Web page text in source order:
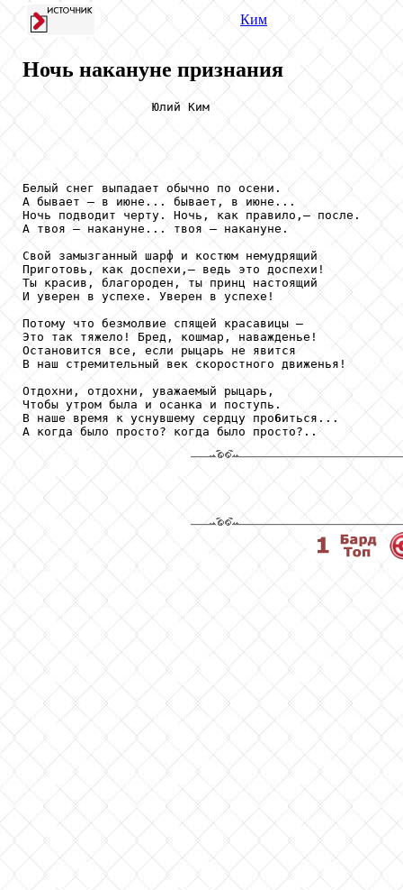
Ким
Ночь накануне признания
                  Юлий Ким
Белый снег выпадает обычно по осени.
А бывает — в июне... бывает, в июне...
Ночь подводит черту. Ночь, как правило,— после.
А твоя — накануне... твоя — накануне.
Свой замызганный шарф и костюм немудрящий
Приготовь, как доспехи,— ведь это доспехи!
Ты красив, благороден, ты принц настоящий
И уверен в успехе. Уверен в успехе!
Потому что безмолвие спящей красавицы —
Это так тяжело! Бред, кошмар, наважденье!
Остановится все, если рыцарь не явится
В наш стремительный век скоростного движенья!
Отдохни, отдохни, уважаемый рыцарь,
Чтобы утром была и осанка и поступь.
В наше время к уснувшему сердцу про6иться...